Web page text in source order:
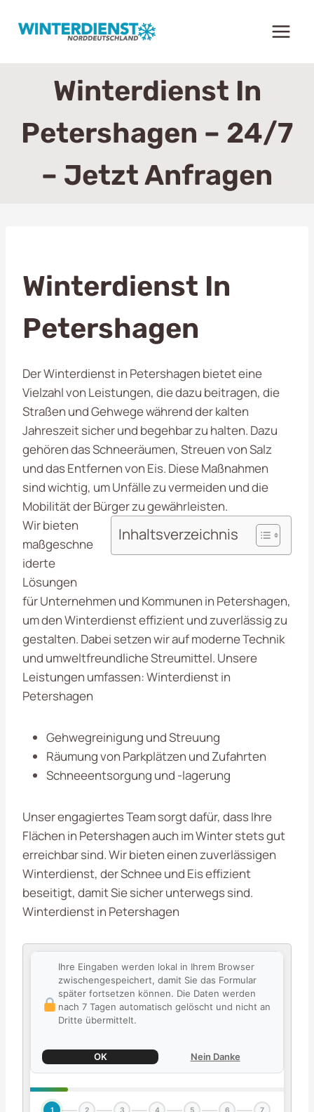
Inhalt
Winterdienst In
Petershagen – 24/7
– Jetzt Anfragen
Winterdienst In
Petershagen
Der Winterdienst in Petershagen bietet eine
Vielzahl von Leistungen, die dazu beitragen, die
Straßen und Gehwege während der kalten
Jahreszeit sicher und begehbar zu halten. Dazu
gehören das Schneeräumen, Streuen von Salz
und das Entfernen von Eis. Diese Maßnahmen
sind wichtig, um Unfälle zu vermeiden und die
Mobilität der Bürger zu gewährleisten.
Inhaltsverzeichnis
Wir bieten
maßgeschne
iderte
Lösungen
für Unternehmen und Kommunen in Petershagen,
um den Winterdienst effizient und zuverlässig zu
gestalten. Dabei setzen wir auf moderne Technik
und umweltfreundliche Streumittel. Unsere
Leistungen umfassen: Winterdienst in
Petershagen
Gehwegreinigung und Streuung
Räumung von Parkplätzen und Zufahrten
Schneeentsorgung und -lagerung
Unser engagiertes Team sorgt dafür, dass Ihre
Flächen in Petershagen auch im Winter stets gut
erreichbar sind. Wir bieten einen zuverlässigen
Winterdienst, der Schnee und Eis effizient
beseitigt, damit Sie sicher unterwegs sind.
Winterdienst in Petershagen
Ihre Eingaben werden lokal in Ihrem Browser
zwischengespeichert, damit Sie das Formular
später fortsetzen können. Die Daten werden
nach 7 Tagen automatisch gelöscht und nicht an
Dritte übermittelt.
OK Nein Danke
1 2 3 4 5 6 7